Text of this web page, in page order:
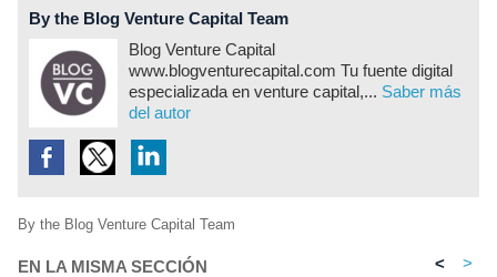
By the Blog Venture Capital Team
Blog Venture Capital
www.blogventurecapital.com Tu fuente digital
especializada en venture capital,... Saber más
del autor
By the Blog Venture Capital Team
EN LA MISMA SECCIÓN < >